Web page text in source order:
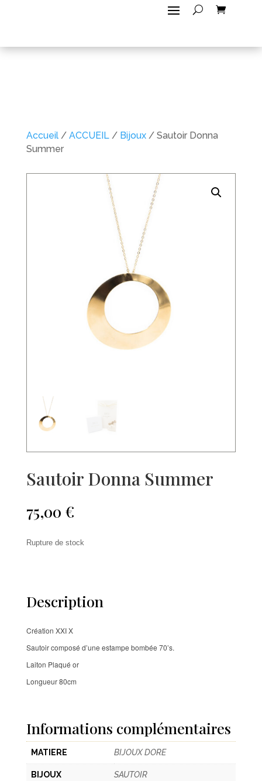
Accueil/ ACCUEIL/ Bijoux/ Sautoir Donna
Summer
Sautoir Donna Summer
75,00 €
Rupture de stock
Description
Création XXI X
Sautoir composé d’une estampe bombée 70’s.
Laiton Plaqué or
Longueur 80cm
Informations complémentaires
MATIERE BIJOUX DORE
BIJOUX SAUTOIR